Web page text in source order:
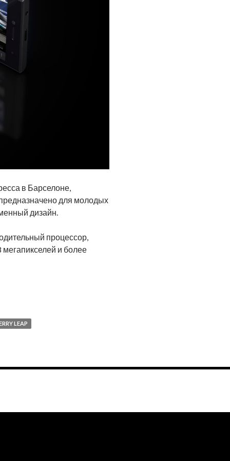
в Барселоне,
для молодых
дизайн.
процессор,
и более
LEAP